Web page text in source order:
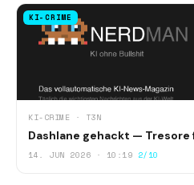
KI-CRIME
KI-CRIME · T3N
Dashlane gehackt —
14. JUN 2026 · 10:19 2/10